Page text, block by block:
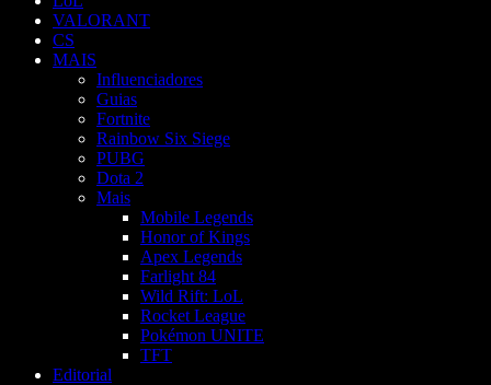
VALORANT
CS
MAIS
Influenciadores
Guias
Fortnite
Rainbow Six Siege
PUBG
Dota 2
Mais
Mobile Legends
Honor of Kings
Apex Legends
Farlight 84
Wild Rift: LoL
Rocket League
Pokémon UNITE
TFT
Editorial